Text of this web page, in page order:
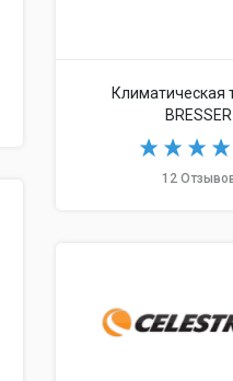
Климатическая
BRESSER
12